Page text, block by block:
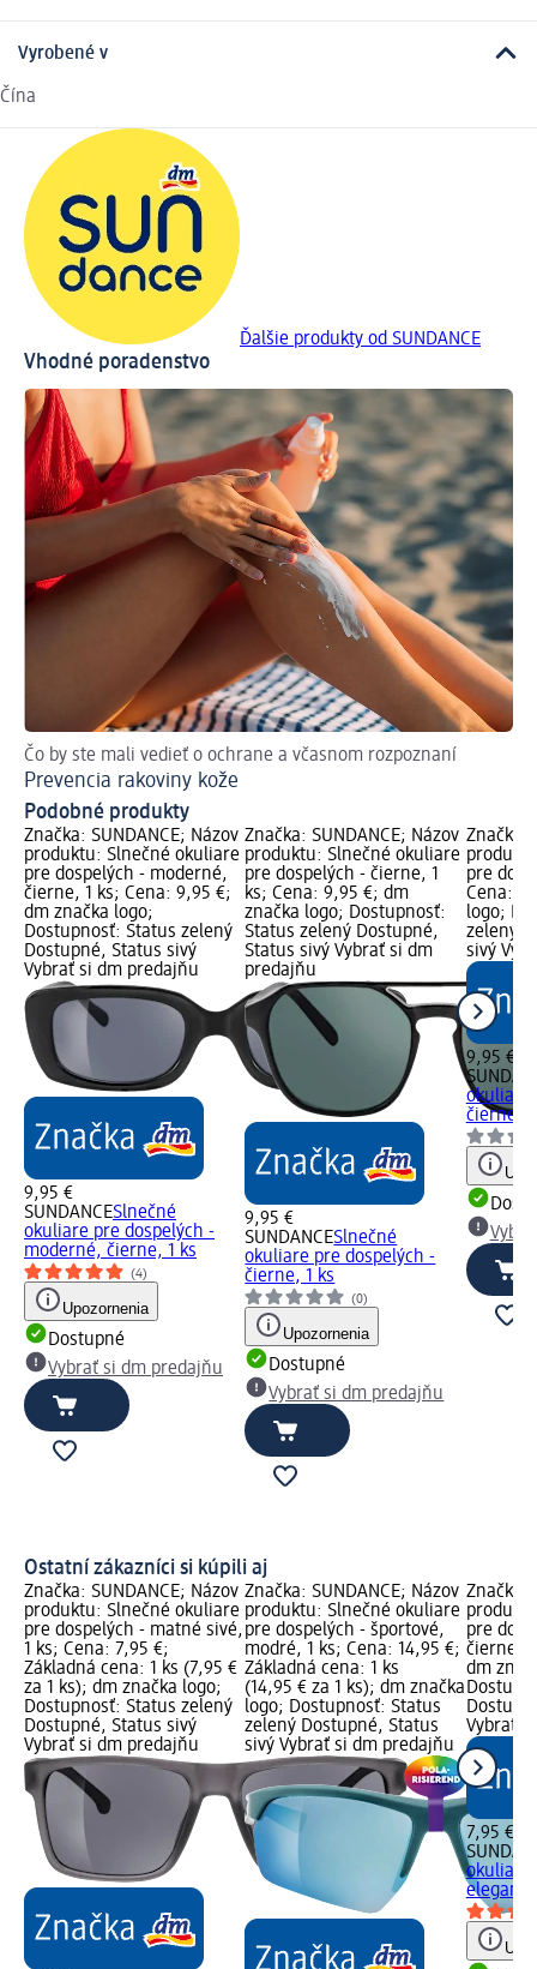
Vyrobené v
Čína
Ďalšie produkty od SUNDANCE
Vhodné poradenstvo
Čo by ste mali vedieť o ochrane a včasnom rozpoznaní
Prevencia rakoviny kože
Podobné produkty
Značka: SUNDANCE; Názov
produktu: Slnečné okuliare
pre dospelých - moderné,
čierne, 1 ks; Cena: 9,95 €;
dm značka logo;
Dostupnosť: Status zelený
Dostupné, Status sivý
Vybrať si dm predajňu
9,95 €
SUNDANCESlnečné
okuliare pre dospelých -
moderné, čierne, 1 ks
(4)
Upozornenia
Dostupné
Vybrať si dm predajňu
Značka: SUNDANCE; Názov
produktu: Slnečné okuliare
pre dospelých - čierne, 1
ks; Cena: 9,95 €; dm
značka logo; Dostupnosť:
Status zelený Dostupné,
Status sivý Vybrať si dm
predajňu
9,95 €
SUNDANCESlnečné
okuliare pre dospelých -
čierne, 1 ks
(0)
Upozornenia
Dostupné
Vybrať si dm predajňu
Značka:
pre
Cena:
logo;
zelený
sivý
9,95 €
okuliare
čierne
Ostatní zákazníci si kúpili aj
Značka: SUNDANCE; Názov
produktu: Slnečné okuliare
pre dospelých - matné sivé,
1 ks; Cena: 7,95 €;
Základná cena: 1 ks (7,95 €
za 1 ks); dm značka logo;
Dostupnosť: Status zelený
Dostupné, Status sivý
Vybrať si dm predajňu
Značka: SUNDANCE; Názov
produktu: Slnečné okuliare
pre dospelých - športové,
modré, 1 ks; Cena: 14,95 €;
Základná cena: 1 ks
(14,95 € za 1 ks); dm značka
logo; Dostupnosť: Status
zelený Dostupné, Status
sivý Vybrať si dm predajňu
Značka:
pre
čierne,
dm
Vybrať
7,95 €
okuliare